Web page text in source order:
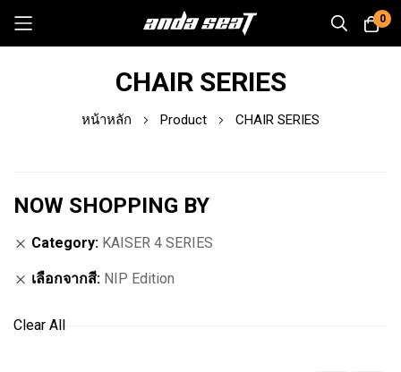
0
CHAIR SERIES
หน้าหลัก Product CHAIR SERIES
NOW SHOPPING BY
Category KAISER 4 SERIES
เลือกจากสี NIP Edition
Clear All